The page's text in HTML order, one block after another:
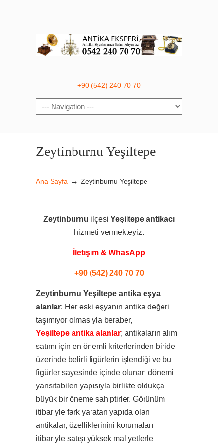
+90 (542) 240 70 70
Navigation
Zeytinburnu Yeşiltepe
Ana Sayfa → Zeytinburnu Yeşiltepe
Zeytinburnu ilçesi Yeşiltepe antikacı
hizmeti vermekteyiz.
İletişim & WhasApp
+90 (542) 240 70 70
Zeytinburnu Yeşiltepe antika eşya
alanlar: Her eski eşyanın antika değeri
taşımıyor olmasıyla beraber,
Yeşiltepe antika alanlar; antikaların alım
satımı için en önemli kriterlerinden biride
üzerinde belirli figürlerin işlendiği ve bu
figürler sayesinde içinde olunan dönemi
yansıtabilen yapısıyla birlikte oldukça
büyük bir öneme sahiptirler. Görünüm
itibariyle fark yaratan yapıda olan
antikalar, özelliklerinini korumaları
itibariyle satışı yüksek maliyetlerle